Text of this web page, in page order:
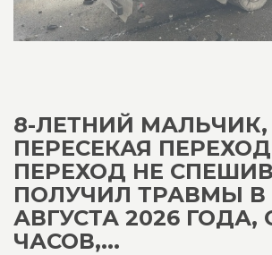
8-ЛЕТНИЙ МАЛЬЧИК,
ПЕРЕСЕКАЯ
ПЕРЕХОД НЕ
ПОЛУЧИЛ ТРАВМЫ В
АВГУСТА 2026 ГОДА,
ЧАСОВ,...